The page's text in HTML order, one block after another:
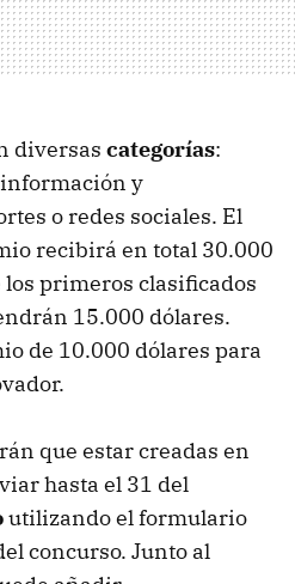
diversas categorías:
y
o redes sociales. El
recibirá en total 30.000
primeros clasificados
15.000 dólares.
de 10.000 dólares para
que estar creadas en
hasta el 31 del
utilizando el formulario
concurso. Junto al